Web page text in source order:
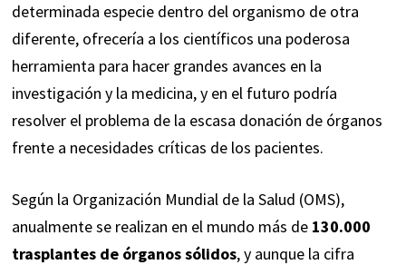
determinada especie dentro del organismo de otra
diferente, ofrecería a los científicos una poderosa
herramienta para hacer grandes avances en la
investigación y la medicina, y en el futuro podría
resolver el problema de la escasa donación de órganos
frente a necesidades críticas de los pacientes.
Según la Organización Mundial de la Salud (OMS),
anualmente se realizan en el mundo más de 130.000
trasplantes de órganos sólidos, y aunque la cifra